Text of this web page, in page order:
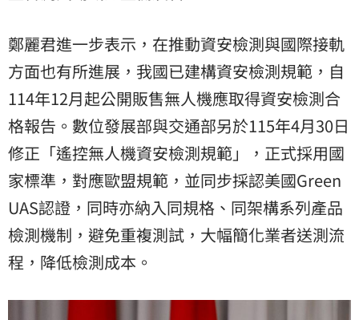
鄭麗君進一步表示，在推動資安檢測與國際接軌
方面也有所進展，我國已建構資安檢測規範，自
114年12月起公開販售無人機應取得資安檢測合
格報告。數位發展部與交通部另於115年4月30日
修正「遙控無人機資安檢測規範」，正式採用國
家標準，對應歐盟規範，並同步採認美國Green
UAS認證，同時亦納入同規格、同架構系列產品
檢測機制，避免重複測試，大幅簡化業者送測流
程，降低檢測成本。